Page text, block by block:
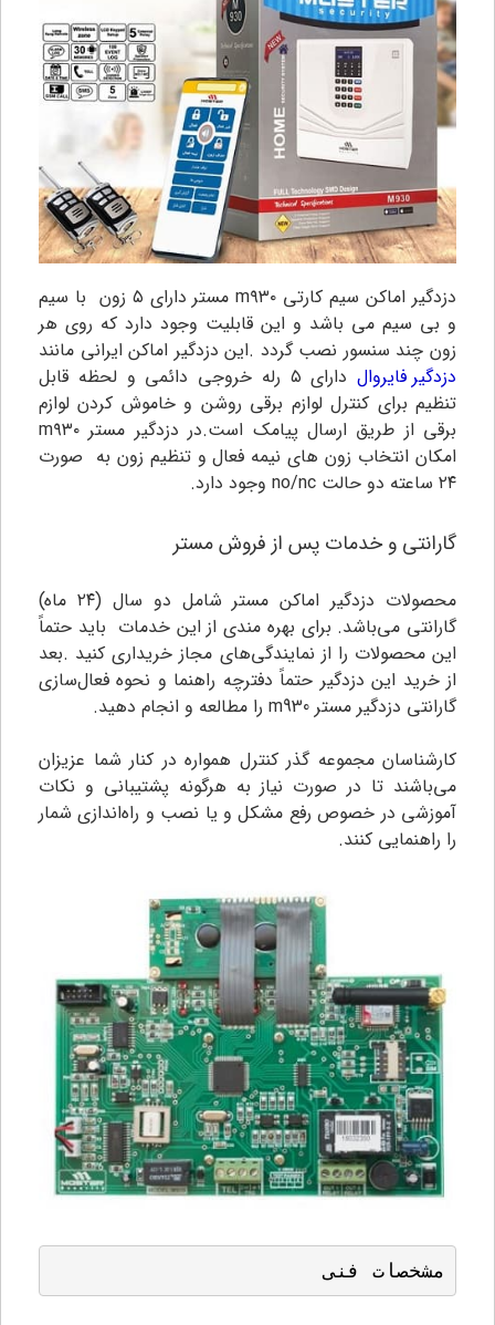
دزدگیر اماکن سیم کارتی m۹۳۰ مستر دارای ۵ زون با سیم
و بی سیم می باشد و این قابلیت وجود دارد که روی هر
زون چند سنسور نصب گردد .این دزدگیر اماکن ایرانی مانند
دزدگیر فایروال
دارای ۵ رله خروجی دائمی و لحظه قابل
تنظیم برای کنترل لوازم برقی روشن و خاموش کردن لوازم
برقی از طریق ارسال پیامک است‌‌.در دزدگیر مستر m۹۳۰
امکان انتخاب زون های نیمه فعال و تنظیم زون به صورت
۲۴ ساعته دو حالت no/nc وجود دارد.
گارانتی و خدمات پس از فروش مستر
محصولات دزدگیر اماکن مستر شامل دو سال (۲۴ ماه)
گارانتی می‌باشد. برای بهره مندی از این خدمات باید حتماً
این محصولات را از نمایندگی‌های مجاز خریداری کنید ‌.بعد
از خرید این دزدگیر حتماً دفترچه راهنما و نحوه فعال‌سازی
گارانتی دزدگیر مستر m930 را مطالعه و انجام دهید.
کارشناسان مجموعه گذر کنترل همواره در کنار شما عزیزان
می‌باشند تا در صورت نیاز به هرگونه پشتیبانی و نکات
آموزشی در خصوص رفع مشکل و یا نصب و راه‌اندازی شمار
را راهنمایی کنند.
مشخصات فنی